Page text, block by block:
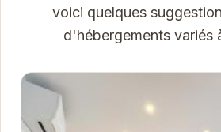
voici quelques
d'hébergements variés